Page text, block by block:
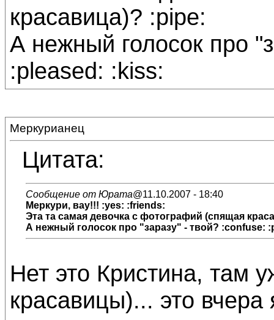
красавица)? :pipe:
А нежный голосок про
:pleased: :kiss:
Меркурианец
Цитата:
Сообщение от Юрата@11.10.2007 - 18:40
Меркури, вау!!! :yes: :friends:
Эта та самая девочка с фотографий (спящая
А нежный голосок про "заразу" - твой? :confuse:
Нет это Кристина, там
красавицы)... это